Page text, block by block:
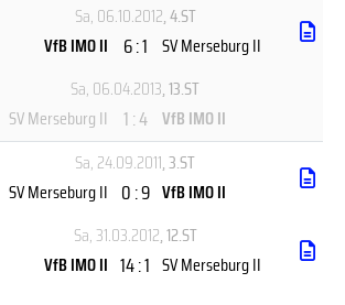
Sa, 06.10.2012, 4.ST
VfB IMO II
6 : 1 SV Merseburg II
Sa, 06.04.2013, 13.ST
SV Merseburg II 1 : 4 VfB IMO II
Sa, 24.09.2011, 3.ST
SV Merseburg II 0 : 9 VfB IMO II
Sa, 31.03.2012, 12.ST
VfB IMO II 14 : 1 SV Merseburg II